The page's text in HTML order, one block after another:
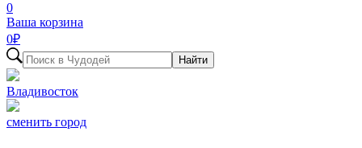
0
Ваша корзина
0₽
Найти
Владивосток
сменить город